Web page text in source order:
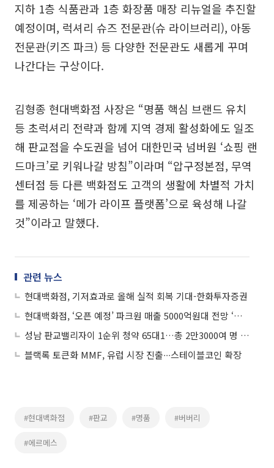
지하 1층 식품관과 1층 화장품 매장 리뉴얼을 추진할
예정이며, 럭셔리 슈즈 전문관(슈 라이브러리), 아동
전문관(키즈 파크) 등 다양한 전문관도 새롭게 꾸며
나간다는 구상이다.
김형종 현대백화점 사장은 “명품 핵심 브랜드 유치
등 초럭셔리 전략과 함께 지역 경제 활성화에도 일조
해 판교점을 수도권을 넘어 대한민국 넘버원 ‘쇼핑 랜
드마크’로 키워나갈 방침”이라며 “압구정본점, 무역
센터점 등 다른 백화점도 고객의 생활에 차별적 가치
를 제공하는 ‘메가 라이프 플랫폼’으로 육성해 나갈
것”이라고 말했다.
관련 뉴스
현대백화점, 기저효과로 올해 실적 회복 기대-한화투자증권
현대백화점, ‘오픈 예정’ 파크원 매출 5000억원대 전망 ‘목표가↑’-이베스트투자증권
성남 판교밸리자이 1순위 청약 65대1…총 2만3000여 명 몰려
블랙록 토큰화 MMF, 유럽 시장 진출∙∙∙스테이블코인 확장
#현대백화점 #판교 #명품 #버버리
#에르메스